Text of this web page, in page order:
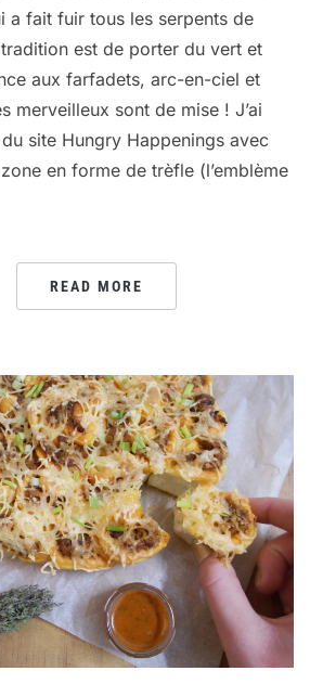
a fait fuir tous les serpents de
est de porter du vert et
aux farfadets, arc-en-ciel et
merveilleux sont de mise ! J’ai
du site Hungry Happenings avec
en forme de trèfle (l’emblème
READ MORE